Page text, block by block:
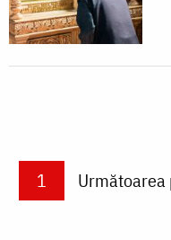
PaginareCurrent page
1 Next page
Următoarea